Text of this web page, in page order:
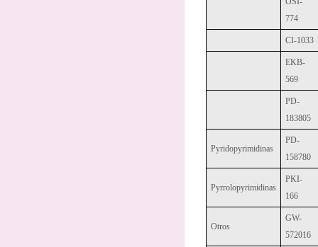
774
CI-1033
EKB-
569
PD-
183805
Pyridopyrimidinas
PD-
158780
Pyrrolopyrimidinas
PKI-
166
Otros
GW-
572016